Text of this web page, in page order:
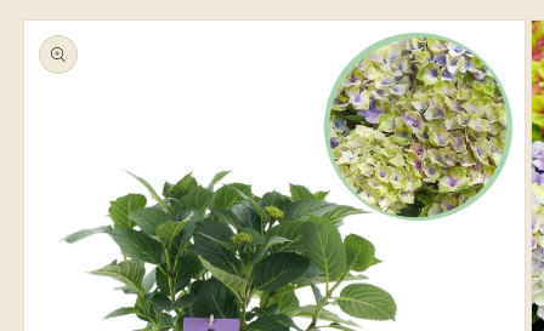
direct naar